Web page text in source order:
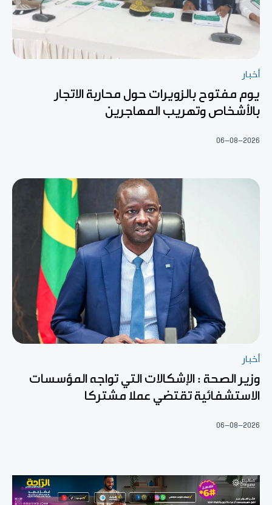
أخبار
يوم مفتوح بالزويرات حول محاربة الاتجار
بالأشخاص وتهريب المهاجرين
06-08-2026
أخبار
وزير الصحة : الإشكالات التي تواجه المؤسسات
الاستشفائية تقتضي عملا مشتركا
06-08-2026